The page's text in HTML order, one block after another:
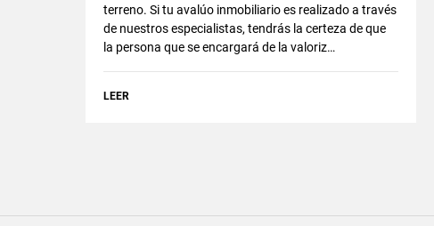
terreno. Si tu avalúo inmobiliario es realizado a través
de nuestros especialistas, tendrás la certeza de que
la persona que se encargará de la valoriz…
LEER